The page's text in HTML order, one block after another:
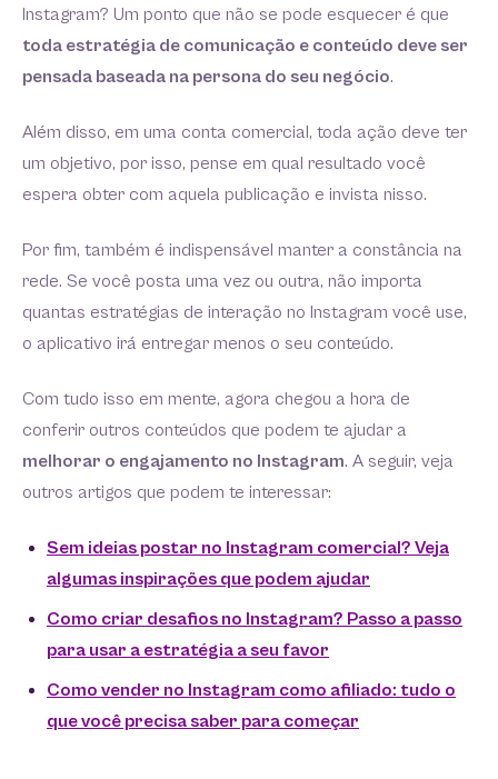
Instagram? Um ponto que não se pode esquecer é que
toda estratégia de comunicação e conteúdo deve ser
pensada baseada na persona do seu negócio.
Além disso, em uma conta comercial, toda ação deve ter
um objetivo, por isso, pense em qual resultado você
espera obter com aquela publicação e invista nisso.
Por fim, também é indispensável manter a constância na
rede. Se você posta uma vez ou outra, não importa
quantas estratégias de interação no Instagram você use,
o aplicativo irá entregar menos o seu conteúdo.
Com tudo isso em mente, agora chegou a hora de
conferir outros conteúdos que podem te ajudar a
melhorar o engajamento no Instagram. A seguir, veja
outros artigos que podem te interessar:
Sem ideias postar no Instagram comercial? Veja
algumas inspirações que podem ajudar
Como criar desafios no Instagram? Passo a passo
para usar a estratégia a seu favor
Como vender no Instagram como afiliado: tudo o
que você precisa saber para começar